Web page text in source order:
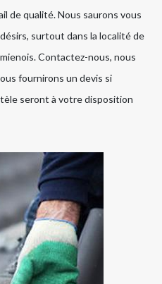
de qualité. Nous saurons vous
surtout dans la localité de
Contactez-nous, nous
fournirons un devis si
seront à votre disposition